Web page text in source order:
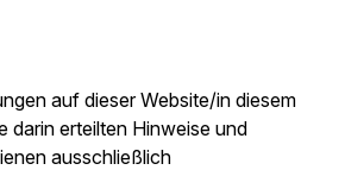
auf dieser Website/in diesem
darin erteilten Hinweise und
ausschließlich